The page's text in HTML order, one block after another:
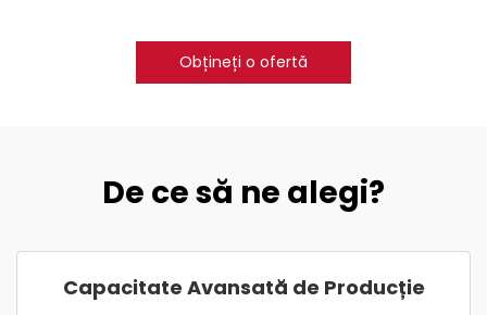
Obțineți o ofertă
De ce să ne alegi?
Capacitate Avansată de Producție